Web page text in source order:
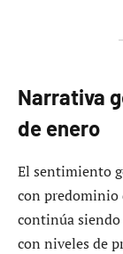
Narrativa
de enero
El sentimiento
con predominio
continúa
con niveles de